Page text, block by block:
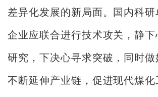
差异化发展的新局面。国内科研
企业应联合进行技术攻关，静
研究，下决心寻求突破，同时做
不断延伸产业链，促进现代煤化